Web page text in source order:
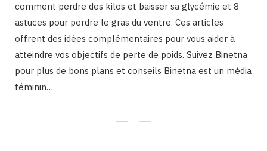
comment perdre des kilos et baisser sa glycémie et 8
astuces pour perdre le gras du ventre. Ces articles
offrent des idées complémentaires pour vous aider à
atteindre vos objectifs de perte de poids. Suivez Binetna
pour plus de bons plans et conseils Binetna est un média
féminin…